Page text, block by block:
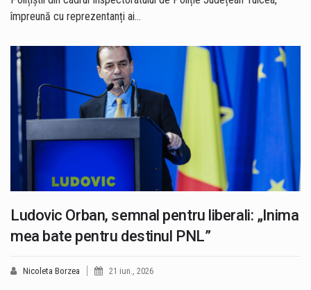
împreună cu reprezentanți ai…
Ludovic Orban, semnal pentru liberali: „Inima
mea bate pentru destinul PNL”
Nicoleta Borzea 21 iun., 2026